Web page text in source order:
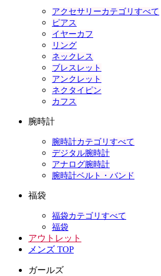
アクセサリーカテゴリすべて
ピアス
イヤーカフ
リング
ネックレス
ブレスレット
アンクレット
ネクタイピン
カフス
腕時計
腕時計カテゴリすべて
デジタル腕時計
アナログ腕時計
腕時計ベルト・バンド
福袋
福袋カテゴリすべて
福袋
アウトレット
メンズ TOP
ガールズ